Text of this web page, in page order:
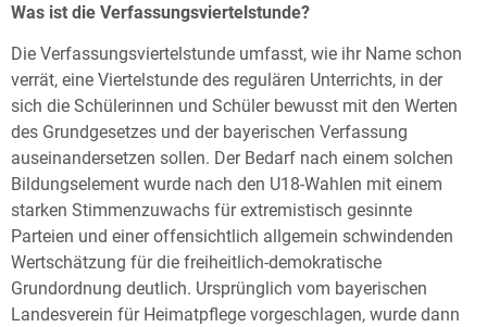
Was ist die Verfassungsviertelstunde?
Die Verfassungsviertelstunde umfasst, wie ihr Name schon
verrät, eine Viertelstunde des regulären Unterrichts, in der
sich die Schülerinnen und Schüler bewusst mit den Werten
des Grundgesetzes und der bayerischen Verfassung
auseinandersetzen sollen. Der Bedarf nach einem solchen
Bildungselement wurde nach den U18-Wahlen mit einem
starken Stimmenzuwachs für extremistisch gesinnte
Parteien und einer offensichtlich allgemein schwindenden
Wertschätzung für die freiheitlich-demokratische
Grundordnung deutlich. Ursprünglich vom bayerischen
Landesverein für Heimatpflege vorgeschlagen, wurde dann